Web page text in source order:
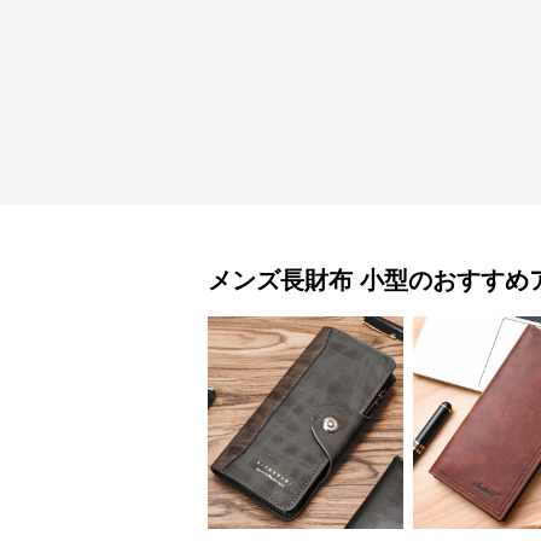
メンズ長財布 小型のおすすめ